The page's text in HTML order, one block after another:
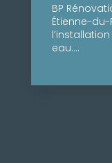
BP
Étienne-
eau....